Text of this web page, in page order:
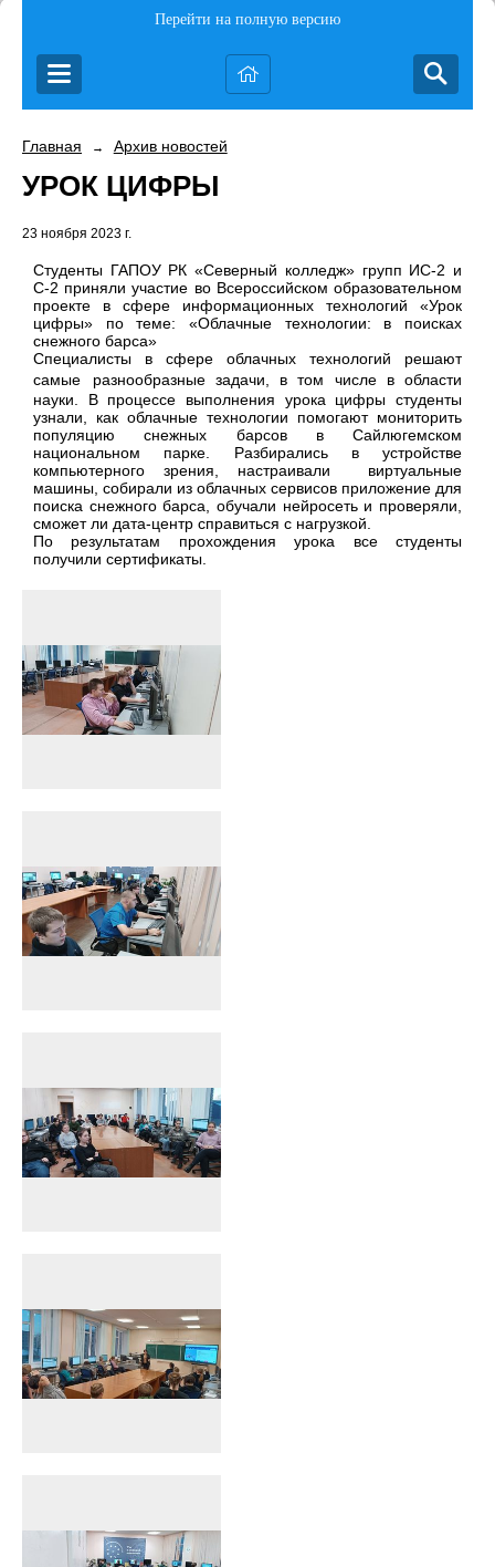
Перейти на полную версию
Главная → Архив новостей
УРОК ЦИФРЫ
23 ноября 2023 г.
Студенты ГАПОУ РК «Северный колледж» групп ИС-2 и
С-2 приняли участие во Всероссийском образовательном
проекте в сфере информационных технологий «Урок
цифры» по теме: «Облачные технологии: в поисках
снежного барса»
Специалисты в сфере облачных технологий решают
самые
разнообразные задачи, в том числе в области
науки. В процессе выполнения урока цифры студенты
узнали, как облачные технологии помогают мониторить
популяцию снежных барсов в Сайлюгемском
национальном парке. Разбирались в устройстве
компьютерного зрения, настраивали
виртуальные
машины, собирали из облачных сервисов приложение для
поиска снежного барса, обучали нейросеть и проверяли,
сможет ли дата-центр справиться с нагрузкой.
По результатам прохождения урока все студенты
получили сертификаты.